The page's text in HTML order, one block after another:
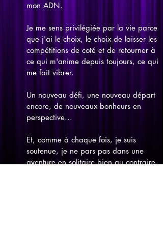
mon ADN.
Je me sens privilégiée par la vie parce
que j'ai le choix, le choix de laisser les
compétitions de coté et de retourner à
ce qui m'anime depuis toujours, ce qui
me fait vibrer.
Un nouveau défi, une nouveau départ
encore, de nouveaux bonheurs en
perspective...
Et, comme à chaque fois, je suis
soutenue, je ne pars pas dans une
aventure en solitaire bien au contraire,